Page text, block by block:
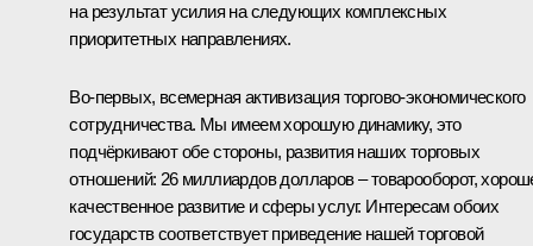
на результат усилия на следующих комплексных
приоритетных направлениях.
Во‑первых, всемерная активизация торгово-экономического
сотрудничества. Мы имеем хорошую динамику, это
подчёркивают обе стороны, развития наших торговых
отношений: 26 миллиардов долларов – товарооборот,
качественное развитие и сферы услуг. Интересам обоих
государств соответствует приведение нашей торговой